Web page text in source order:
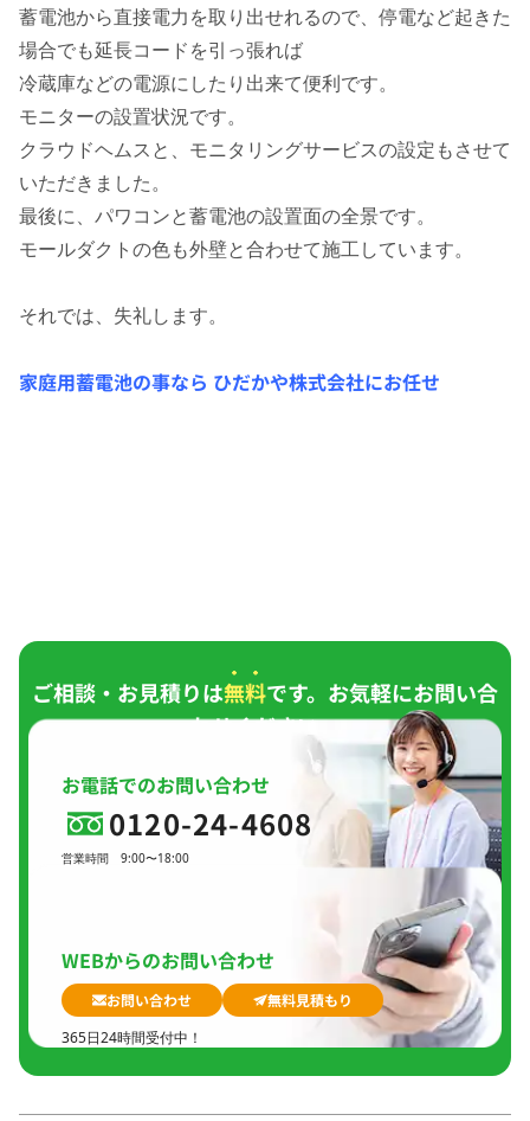
蓄電池から直接電力を取り出せれるので、停電など起きた
場合でも延長コードを引っ張れば
冷蔵庫などの電源にしたり出来て便利です。
モニターの設置状況です。
クラウドヘムスと、モニタリングサービスの設定もさせて
いただきました。
最後に、パワコンと蓄電池の設置面の全景です。
モールダクトの色も外壁と合わせて施工しています。
それでは、失礼します。
家庭用蓄電池の事なら ひだかや株式会社にお任せ
ご相談・お見積りは無料です。お気軽にお問い合
わせください。
お電話でのお問い合わせ
0120-24-4608
営業時間
9:00〜18:00
WEBからのお問い合わせ
お問い合わせ
無料見積もり
365日24時間受付中！